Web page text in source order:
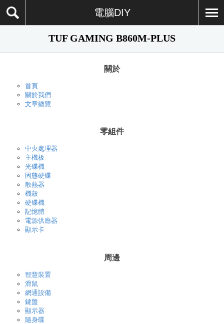
電腦DIY
TUF GAMING B860M-PLUS
關於
首頁
關於我們
文章總覽
零組件
中央處理器
主機板
光碟機
固態硬碟
散熱器
機殼
硬碟機
記憶體
電源供應器
顯示卡
周邊
智慧裝置
滑鼠
網通設備
鍵盤
顯示器
隨身碟